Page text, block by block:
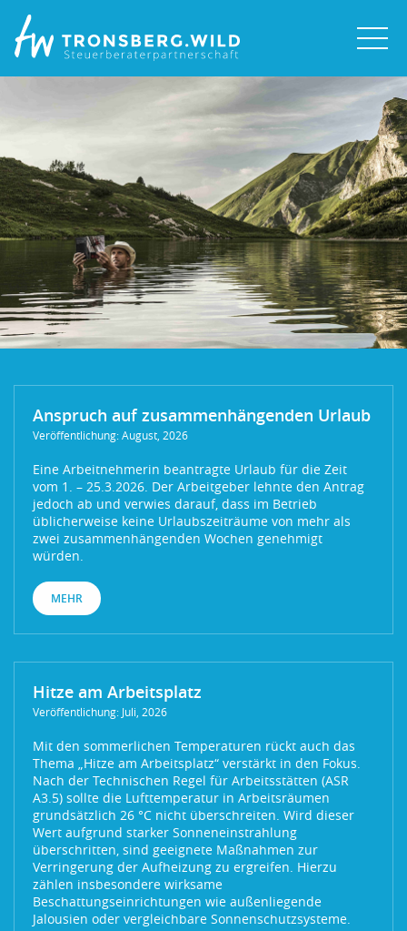
Anspruch auf zusammenhängenden Urlaub
Veröffentlichung: August, 2026
Eine Arbeitnehmerin beantragte Urlaub für die Zeit
vom 1. – 25.3.2026. Der Arbeitgeber lehnte den Antrag
jedoch ab und verwies darauf, dass im Betrieb
üblicherweise keine Urlaubszeiträume von mehr als
zwei zusammenhängenden Wochen genehmigt
würden.
MEHR
Hitze am Arbeitsplatz
Veröffentlichung: Juli, 2026
Mit den sommerlichen Temperaturen rückt auch das
Thema „Hitze am Arbeitsplatz“ verstärkt in den Fokus.
Nach der Technischen Regel für Arbeitsstätten (ASR
A3.5) sollte die Lufttemperatur in Arbeitsräumen
grundsätzlich 26 °C nicht überschreiten. Wird dieser
Wert aufgrund starker Sonneneinstrahlung
überschritten, sind geeignete Maßnahmen zur
Verringerung der Aufheizung zu ergreifen. Hierzu
zählen insbesondere wirksame
Beschattungseinrichtungen wie außenliegende
Jalousien oder vergleichbare Sonnenschutzsysteme.